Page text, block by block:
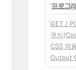
'프로그
GET /
쿠키
CSS 적
Output